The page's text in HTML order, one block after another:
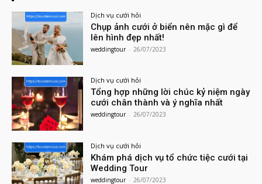
Dịch vụ cưới hỏi
Chụp ảnh cưới ở biển nên mặc gì để
lên hình đẹp nhất!
weddingtour - 26/07/2023
Dịch vụ cưới hỏi
Tổng hợp những lời chúc kỷ niệm ngày
cưới chân thành và ý nghĩa nhất
weddingtour - 26/07/2023
Dịch vụ cưới hỏi
Khám phá dịch vụ tổ chức tiệc cưới tại
Wedding Tour
weddingtour - 26/07/2023